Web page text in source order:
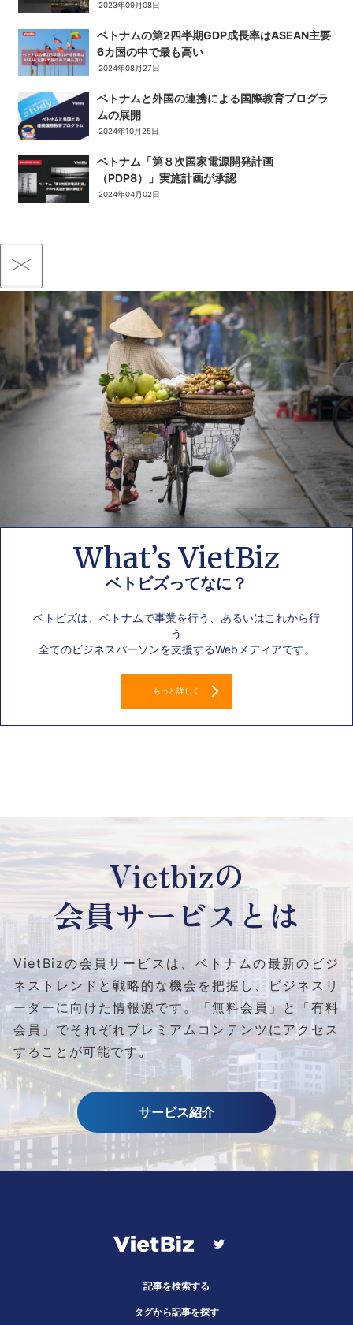
2023年09月08日
ベトナムの第2四半期GDP成長率はASEAN主要
6カ国の中で最も高い
2024年08月27日
ベトナムと外国の連携による国際教育プログラ
ムの展開
2024年10月25日
ベトナム「第８次国家電源開発計画
（PDP8）」実施計画が承認
2024年04月02日
What’s VietBiz
ベトビズってなに？
ベトビズは、ベトナムで事業を行う、あるいはこれから行
う
全てのビジネスパーソンを支援するWebメディアです。
もっと詳しく
Vietbizの
会員サービスとは
VietBizの会員サービスは、ベトナムの最新のビジ
ネストレンドと戦略的な機会を把握し、ビジネスリ
ーダーに向けた情報源です。
「無料会員」と「有料
会員」でそれぞれプレミアムコンテンツにアクセス
することが可能です。
サービス紹介
記事を検索する
タグから記事を探す